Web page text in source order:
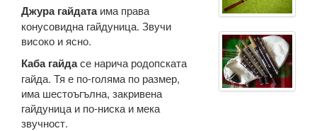
Джура гайдатаима права
конусовидна гайдуница. Звучи
високо и ясно.
Каба гайдасе нарича родопската
гайда. Тя е по-голяма по размер,
има шестоъгълна, закривена
гайдуница и по-ниска и мека
звучност.